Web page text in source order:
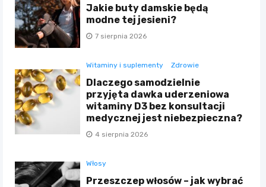
Jakie buty damskie będą
modne tej jesieni?
7 sierpnia 2026
Witaminy i suplementy Zdrowie
Dlaczego samodzielnie
przyjęta dawka uderzeniowa
witaminy D3 bez konsultacji
medycznej jest niebezpieczna?
4 sierpnia 2026
Włosy
Przeszczep włosów – jak wybrać